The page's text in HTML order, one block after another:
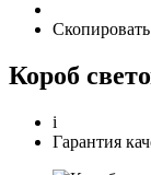
Короб
i
Гарантия